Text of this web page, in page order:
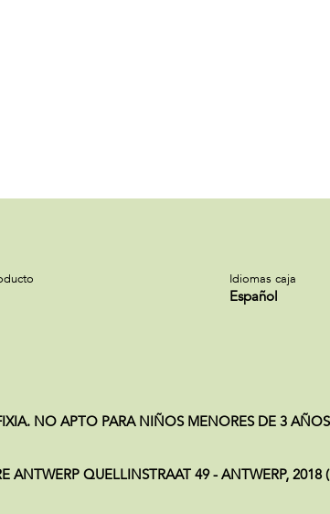
Idiomas caja
Español
NO APTO PARA NIÑOS MENORES DE 3
ANTWERP QUELLINSTRAAT 49 - ANTWERP,